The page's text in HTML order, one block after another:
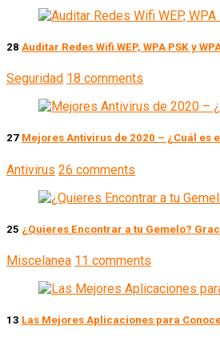
28 Auditar Redes Wifi WEP, WPA PSK y
Seguridad 18 comments
27 Mejores Antivirus de 2020 – ¿Cuál es
Antivirus 26 comments
25 ¿Quieres Encontrar a tu Gemelo?
Miscelanea 11 comments
13 Las Mejores Aplicaciones para